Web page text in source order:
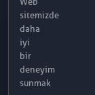
Atakum /
sitemizde
daha
iyi
bir
deneyim
sunmak